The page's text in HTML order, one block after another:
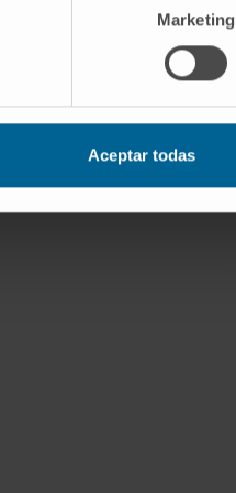
Marketing
Aceptar todas